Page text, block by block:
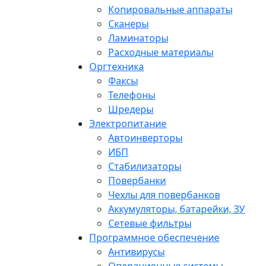
Копировальные аппараты
Сканеры
Ламинаторы
Расходные материалы
Оргтехника
Факсы
Телефоны
Шредеры
Электропитание
Автоинверторы
ИБП
Стабилизаторы
Повербанки
Чехлы для повербанков
Аккумуляторы, батарейки, ЗУ
Сетевые фильтры
Программное обеспечение
Антивирусы